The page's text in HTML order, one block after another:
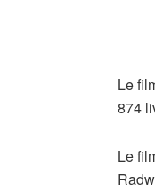
Le
874
Le